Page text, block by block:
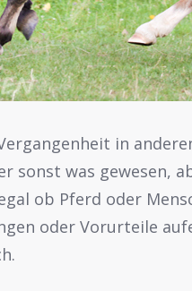
in
sonst was gewesen,
ob Pferd oder
oder Vorurteile